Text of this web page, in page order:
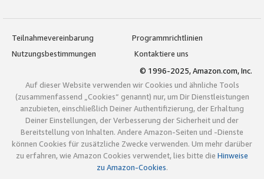
Teilnahmevereinbarung
Programmrichtlinien
Nutzungsbestimmungen
Kontaktiere uns
© 1996-2025, Amazon.com, Inc.
Auf dieser Website verwenden wir Cookies und ähnliche Tools
(zusammenfassend „Cookies“ genannt) nur, um Dir Dienstleistungen
anzubieten, einschließlich Deiner Authentifizierung, der Erhaltung
Deiner Einstellungen, der Verbesserung der Sicherheit und der
Bereitstellung von Inhalten. Andere Amazon-Seiten und -Dienste
können Cookies für zusätzliche Zwecke verwenden. Um mehr darüber
zu erfahren, wie Amazon Cookies verwendet, lies bitte die Hinweise
zu Amazon-Cookies.